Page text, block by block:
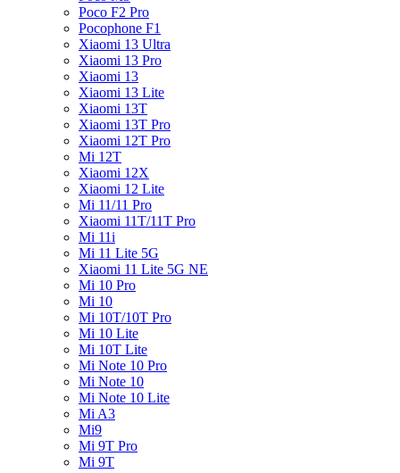
Poco F2 Pro
Pocophone F1
Xiaomi 13 Ultra
Xiaomi 13 Pro
Xiaomi 13
Xiaomi 13 Lite
Xiaomi 13T
Xiaomi 13T Pro
Xiaomi 12T Pro
Mi 12T
Xiaomi 12X
Xiaomi 12 Lite
Mi 11/11 Pro
Xiaomi 11T/11T Pro
Mi 11i
Mi 11 Lite 5G
Xiaomi 11 Lite 5G NE
Mi 10 Pro
Mi 10
Mi 10T/10T Pro
Mi 10 Lite
Mi 10T Lite
Mi Note 10 Pro
Mi Note 10
Mi Note 10 Lite
Mi A3
Mi9
Mi 9T Pro
Mi 9T